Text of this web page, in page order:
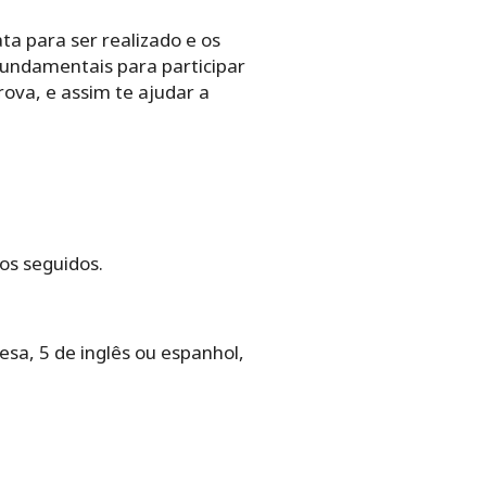
para ser realizado e os
para participar
e assim te ajudar a
seguidos.
5 de inglês ou espanhol,